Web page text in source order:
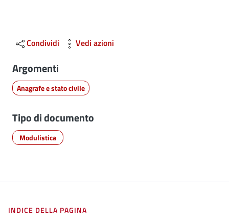
Condividi Vedi azioni
Argomenti
Anagrafe e stato civile
Tipo di documento
Modulistica
INDICE DELLA PAGINA